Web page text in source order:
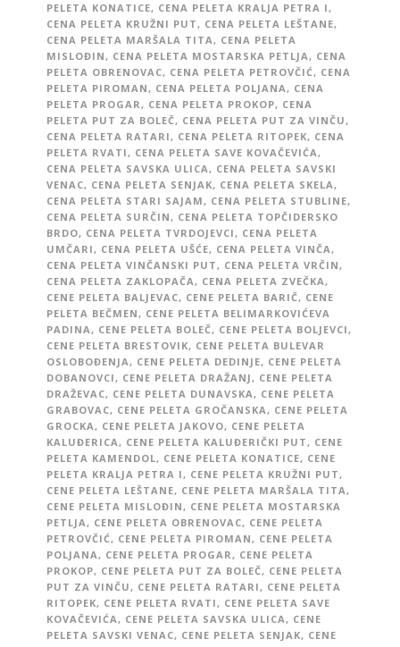
PELETA KONATICE, CENA PELETA KRALJA PETRA I,
CENA PELETA KRUŽNI PUT, CENA PELETA LEŠTANE,
CENA PELETA MARŠALA TITA, CENA PELETA
MISLOĐIN, CENA PELETA MOSTARSKA PETLJA, CENA
PELETA OBRENOVAC, CENA PELETA PETROVČIĆ, CENA
PELETA PIROMAN, CENA PELETA POLJANA, CENA
PELETA PROGAR, CENA PELETA PROKOP, CENA
PELETA PUT ZA BOLEČ, CENA PELETA PUT ZA VINČU,
CENA PELETA RATARI, CENA PELETA RITOPEK, CENA
PELETA RVATI, CENA PELETA SAVE KOVAČEVIĆA,
CENA PELETA SAVSKA ULICA, CENA PELETA SAVSKI
VENAC, CENA PELETA SENJAK, CENA PELETA SKELA,
CENA PELETA STARI SAJAM, CENA PELETA STUBLINE,
CENA PELETA SURČIN, CENA PELETA TOPČIDERSKO
BRDO, CENA PELETA TVRDOJEVCI, CENA PELETA
UMČARI, CENA PELETA UŠĆE, CENA PELETA VINČA,
CENA PELETA VINČANSKI PUT, CENA PELETA VRČIN,
CENA PELETA ZAKLOPAČA, CENA PELETA ZVEČKA,
CENE PELETA BALJEVAC, CENE PELETA BARIČ, CENE
PELETA BEČMEN, CENE PELETA BELIMARKOVIĆEVA
PADINA, CENE PELETA BOLEČ, CENE PELETA BOLJEVCI,
CENE PELETA BRESTOVIK, CENE PELETA BULEVAR
OSLOBOĐENJA, CENE PELETA DEDINJE, CENE PELETA
DOBANOVCI, CENE PELETA DRAŽANJ, CENE PELETA
DRAŽEVAC, CENE PELETA DUNAVSKA, CENE PELETA
GRABOVAC, CENE PELETA GROČANSKA, CENE PELETA
GROCKA, CENE PELETA JAKOVO, CENE PELETA
KALUĐERICA, CENE PELETA KALUĐERIČKI PUT, CENE
PELETA KAMENDOL, CENE PELETA KONATICE, CENE
PELETA KRALJA PETRA I, CENE PELETA KRUŽNI PUT,
CENE PELETA LEŠTANE, CENE PELETA MARŠALA TITA,
CENE PELETA MISLOĐIN, CENE PELETA MOSTARSKA
PETLJA, CENE PELETA OBRENOVAC, CENE PELETA
PETROVČIĆ, CENE PELETA PIROMAN, CENE PELETA
POLJANA, CENE PELETA PROGAR, CENE PELETA
PROKOP, CENE PELETA PUT ZA BOLEČ, CENE PELETA
PUT ZA VINČU, CENE PELETA RATARI, CENE PELETA
RITOPEK, CENE PELETA RVATI, CENE PELETA SAVE
KOVAČEVIĆA, CENE PELETA SAVSKA ULICA, CENE
PELETA SAVSKI VENAC, CENE PELETA SENJAK, CENE